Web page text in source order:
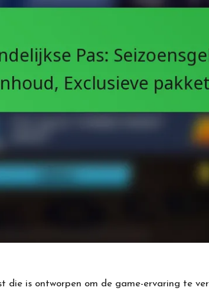
is ontworpen om de game-ervaring te